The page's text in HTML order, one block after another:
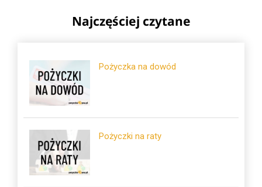
Najczęściej czytane
Pożyczka na dowód
Pożyczki na raty